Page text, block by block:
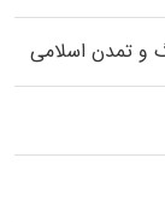
و تمدن اسلامی